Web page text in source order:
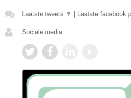
Laatste tweets ▼ | Laatste facebook
Sociale media: